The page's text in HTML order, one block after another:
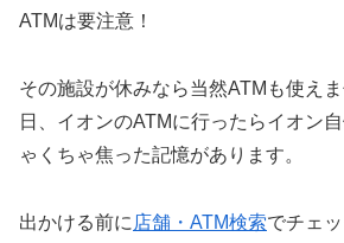
ATMは要注意！
その施設が休みなら当然ATMも使え
日、イオンのATMに行ったらイオン
ゃくちゃ焦った記憶があります。
出かける前に 店舗・ATM検索でチェ